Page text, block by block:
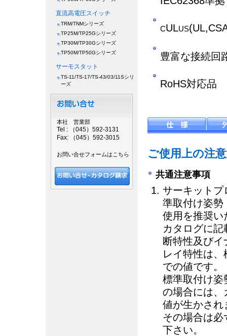
直流高電圧スイッチ
TRM/TNMシリーズ
TP25M/TP25Gシリーズ
TP30M/TP30Gシリーズ
TP50M/TP50Gシリーズ
サーモスタット
TS-11/TS-17/TS-43/03/11Sシリ
ーズ
本社 営業部
Tel : （045）592-3131
Fax: （045）592-3015
お問い合せフォームはこちら
CULUS
豊富な接続回
RoHS対応品
ご使用上の注意
共通注意事項
サーキットプ
準取付け姿勢
使用を推奨い
カタログに
断特性及び
レイ特性は
での値です。
標準取付け姿
の場合には、
値が生かされ
その場合は必
下さい。